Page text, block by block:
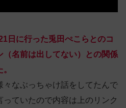
日に行った兎田ぺこらとのコ
（名前は出してない）との関係
々なぶっちゃけ話をしてたんで
ていたので内容は上のリンク